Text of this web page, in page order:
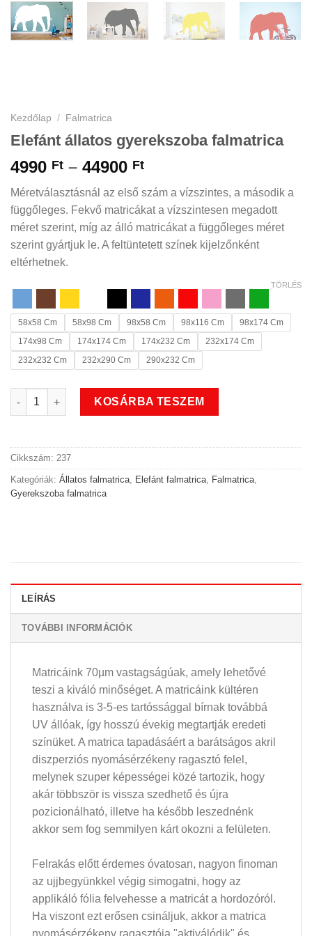
Kezdőlap / Falmatrica
Elefánt állatos gyerekszoba falmatrica
4990 Ft – 44900 FtÁrtartomány:
4990 Ft
-
44900 Ft
Méretválasztásnál az első szám a vízszintes, a második a
függőleges. Fekvő matricákat a vízszintesen megadott
méret szerint, míg az álló matricákat a függőleges méret
szerint gyártjuk le. A feltüntetett színek kijelzőnként
eltérhetnek.
58x58 Cm 58x98 Cm 98x58 Cm 98x116 Cm
98x174 Cm
174x98 Cm
174x174 Cm 174x232 Cm
232x174 Cm
232x232 Cm
232x290 Cm 290x232 Cm
TÖRLÉS
Elefánt állatos gyerekszoba falmatrica mennyiség
KOSÁRBA TESZEM
Cikkszám: 237
Kategóriák: Állatos falmatrica Elefánt falmatrica Falmatrica
Gyerekszoba falmatrica
LEÍRÁS
TOVÁBBI INFORMÁCIÓK
Matricáink 70µm vastagságúak, amely lehetővé
teszi a kiváló minőséget. A matricáink kültéren
használva is 3-5-es tartóssággal bírnak továbbá
UV állóak, így hosszú évekig megtartják eredeti
színüket. A matrica tapadásáért a barátságos akril
diszperziós nyomásérzékeny ragasztó felel,
melynek szuper képességei közé tartozik, hogy
akár többször is vissza szedhető és újra
pozicionálható, illetve ha később leszednénk
akkor sem fog semmilyen kárt okozni a felületen.
Felrakás előtt érdemes óvatosan, nagyon finoman
az ujjbegyünkkel végig simogatni, hogy az
applikáló fólia felvehesse a matricát a hordozóról.
Ha viszont ezt erősen csináljuk, akkor a matrica
nyomásérzékeny ragasztója "aktiválódik" és